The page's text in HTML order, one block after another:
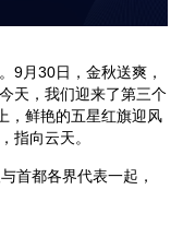
9月30日，金秋送爽，
天，我们迎来了第三个
，鲜艳的五星红旗迎风
指向云天。
都各界代表一起，